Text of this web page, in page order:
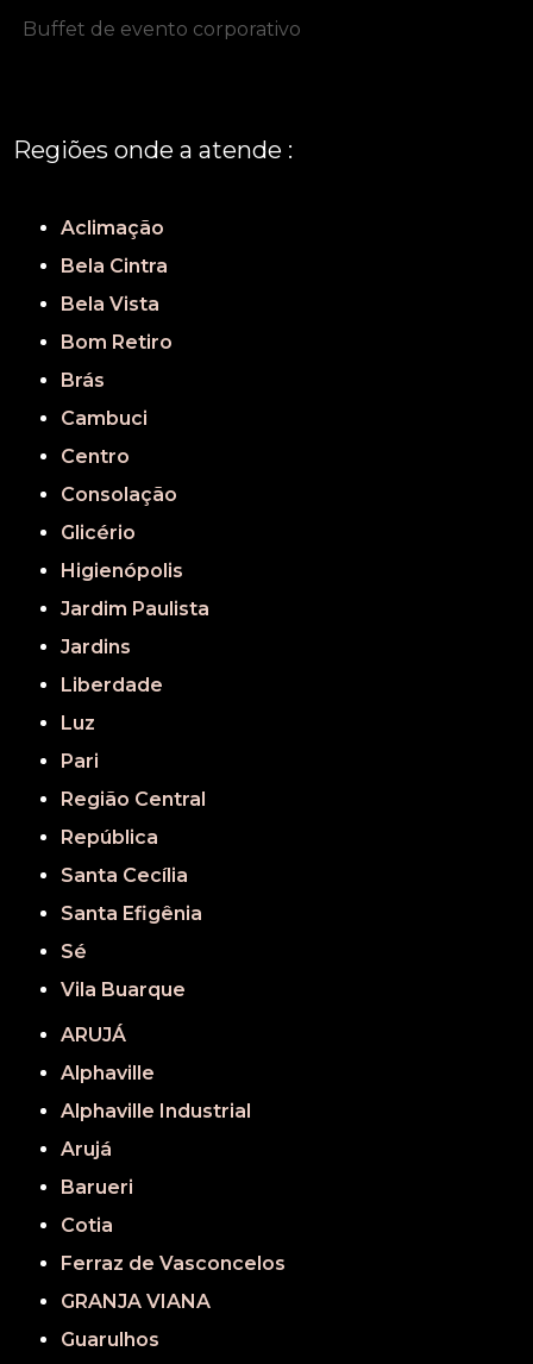
Buffet de evento corporativo
Regiões onde a atende :
Aclimação
Bela Cintra
Bela Vista
Bom Retiro
Brás
Cambuci
Centro
Consolação
Glicério
Higienópolis
Jardim Paulista
Jardins
Liberdade
Luz
Pari
Região Central
República
Santa Cecília
Santa Efigênia
Sé
Vila Buarque
ARUJÁ
Alphaville
Alphaville Industrial
Arujá
Barueri
Cotia
Ferraz de Vasconcelos
GRANJA VIANA
Guarulhos